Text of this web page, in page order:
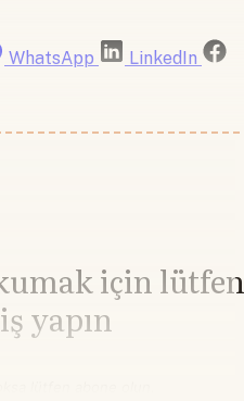
WhatsApp
LinkedIn
için lütfen
yapın